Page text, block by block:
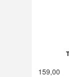
159,00